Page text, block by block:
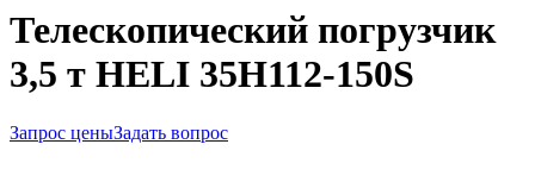
Телескопический погрузчик
3,5 т HELI 35H112-150S
Запрос ценыЗадать вопрос